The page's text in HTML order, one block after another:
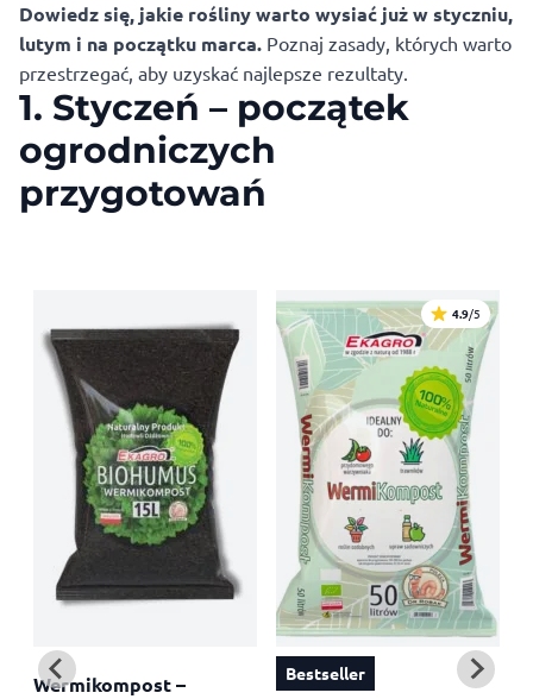
Dowiedz się, jakie rośliny warto wysiać już w styczniu,
lutym i na początku marca. Poznaj zasady, których warto
przestrzegać, aby uzyskać najlepsze rezultaty.
1. Styczeń – początek
ogrodniczych
przygotowań
Wermikompost –
Bestseller
4.9/5